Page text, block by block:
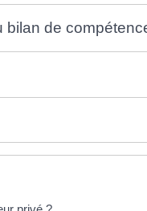
bilan de